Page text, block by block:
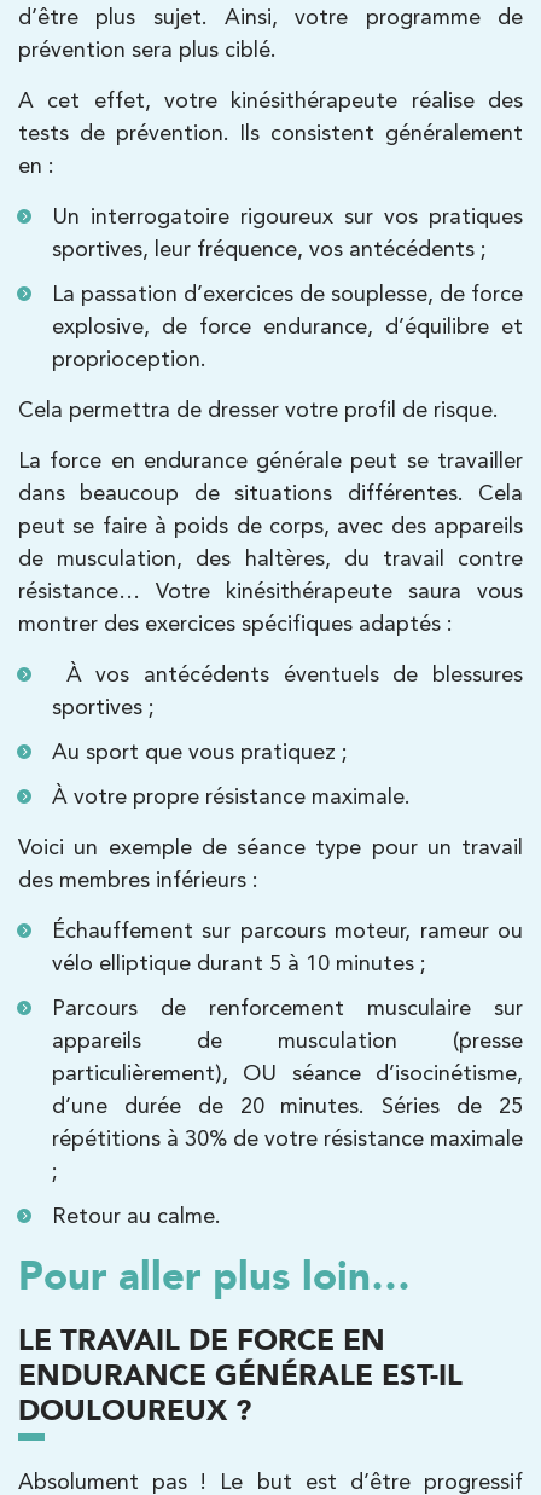
d’être plus sujet. Ainsi, votre programme de
prévention sera plus ciblé.
A cet effet, votre kinésithérapeute réalise des
tests de prévention. Ils consistent généralement
en :
Un interrogatoire rigoureux sur vos pratiques
sportives, leur fréquence, vos antécédents ;
La passation d’exercices de souplesse, de force
explosive, de force endurance, d’équilibre et
proprioception.
Cela permettra de dresser votre profil de risque.
La force en endurance générale peut se travailler
dans beaucoup de situations différentes. Cela
peut se faire à poids de corps, avec des appareils
de musculation, des haltères, du travail contre
résistance… Votre kinésithérapeute saura vous
montrer des exercices spécifiques adaptés :
À vos antécédents éventuels de blessures
sportives ;
Au sport que vous pratiquez ;
À votre propre résistance maximale.
Voici un exemple de séance type pour un travail
des membres inférieurs :
Échauffement sur parcours moteur, rameur ou
vélo elliptique durant 5 à 10 minutes ;
Parcours de renforcement musculaire sur
appareils de musculation (presse
particulièrement), OU séance d’isocinétisme,
d’une durée de 20 minutes. Séries de 25
répétitions à 30% de votre résistance maximale
;
Retour au calme.
Pour aller plus loin…
LE TRAVAIL DE FORCE EN
ENDURANCE GÉNÉRALE EST-IL
DOULOUREUX ?
Absolument pas ! Le but est d’être progressif
1 Rue Mertens 92600 Bois-Colombes
01 43 50 50 81
PRENDRE RDV
IK Antony Olympe Sante – 92
28 Rue Velpeau 92160 Antony
28 Rue Velpeau 92160 Antony
01 76 21 71 41
PRENDRE RDV
PRENDRE RDV
Kinésithérapie
Koss Paris 8 – Haussmann
74 Bd Haussmann 75008 Paris
74 Bd Haussmann 75008 Paris
PRENDRE RDV
PRENDRE RDV
Kinésithérapie
IK Morangis – 91
85 Av. de Balzac 91420 Morangis
85 Av. de Balzac 91420 Morangis
01 64 48 35 84
PRENDRE RDV
PRENDRE RDV
8 Rue de Paris 92190 Meudon
8 Rue de Paris 92190 Meudon
01 40 95 01 09
PRENDRE RDV
PRENDRE RDV
Kinésithérapie